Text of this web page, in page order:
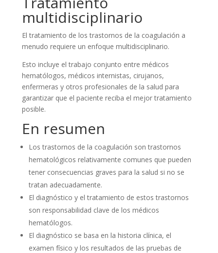
multidisciplinario
El tratamiento de los trastornos de la coagulación a
menudo requiere un enfoque multidisciplinario.
Esto incluye el trabajo conjunto entre médicos
hematólogos, médicos internistas, cirujanos,
enfermeras y otros profesionales de la salud para
garantizar que el paciente reciba el mejor tratamiento
posible.
En resumen
Los trastornos de la coagulación son trastornos
hematológicos relativamente comunes que pueden
tener consecuencias graves para la salud si no se
tratan adecuadamente.
El diagnóstico y el tratamiento de estos trastornos
son responsabilidad clave de los médicos
hematólogos.
El diagnóstico se basa en la historia clínica, el
examen físico y los resultados de las pruebas de